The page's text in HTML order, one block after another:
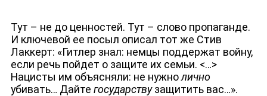
Тут – не до ценностей. Тут – слово пропаганде.
И ключевой ее посыл описал тот же Стив
Лаккерт: «Гитлер знал: немцы поддержат войну,
если речь пойдет о защите их семьи. <…>
Нацисты им объясняли: не нужнолично
убивать… Дайте государствузащитить вас…».